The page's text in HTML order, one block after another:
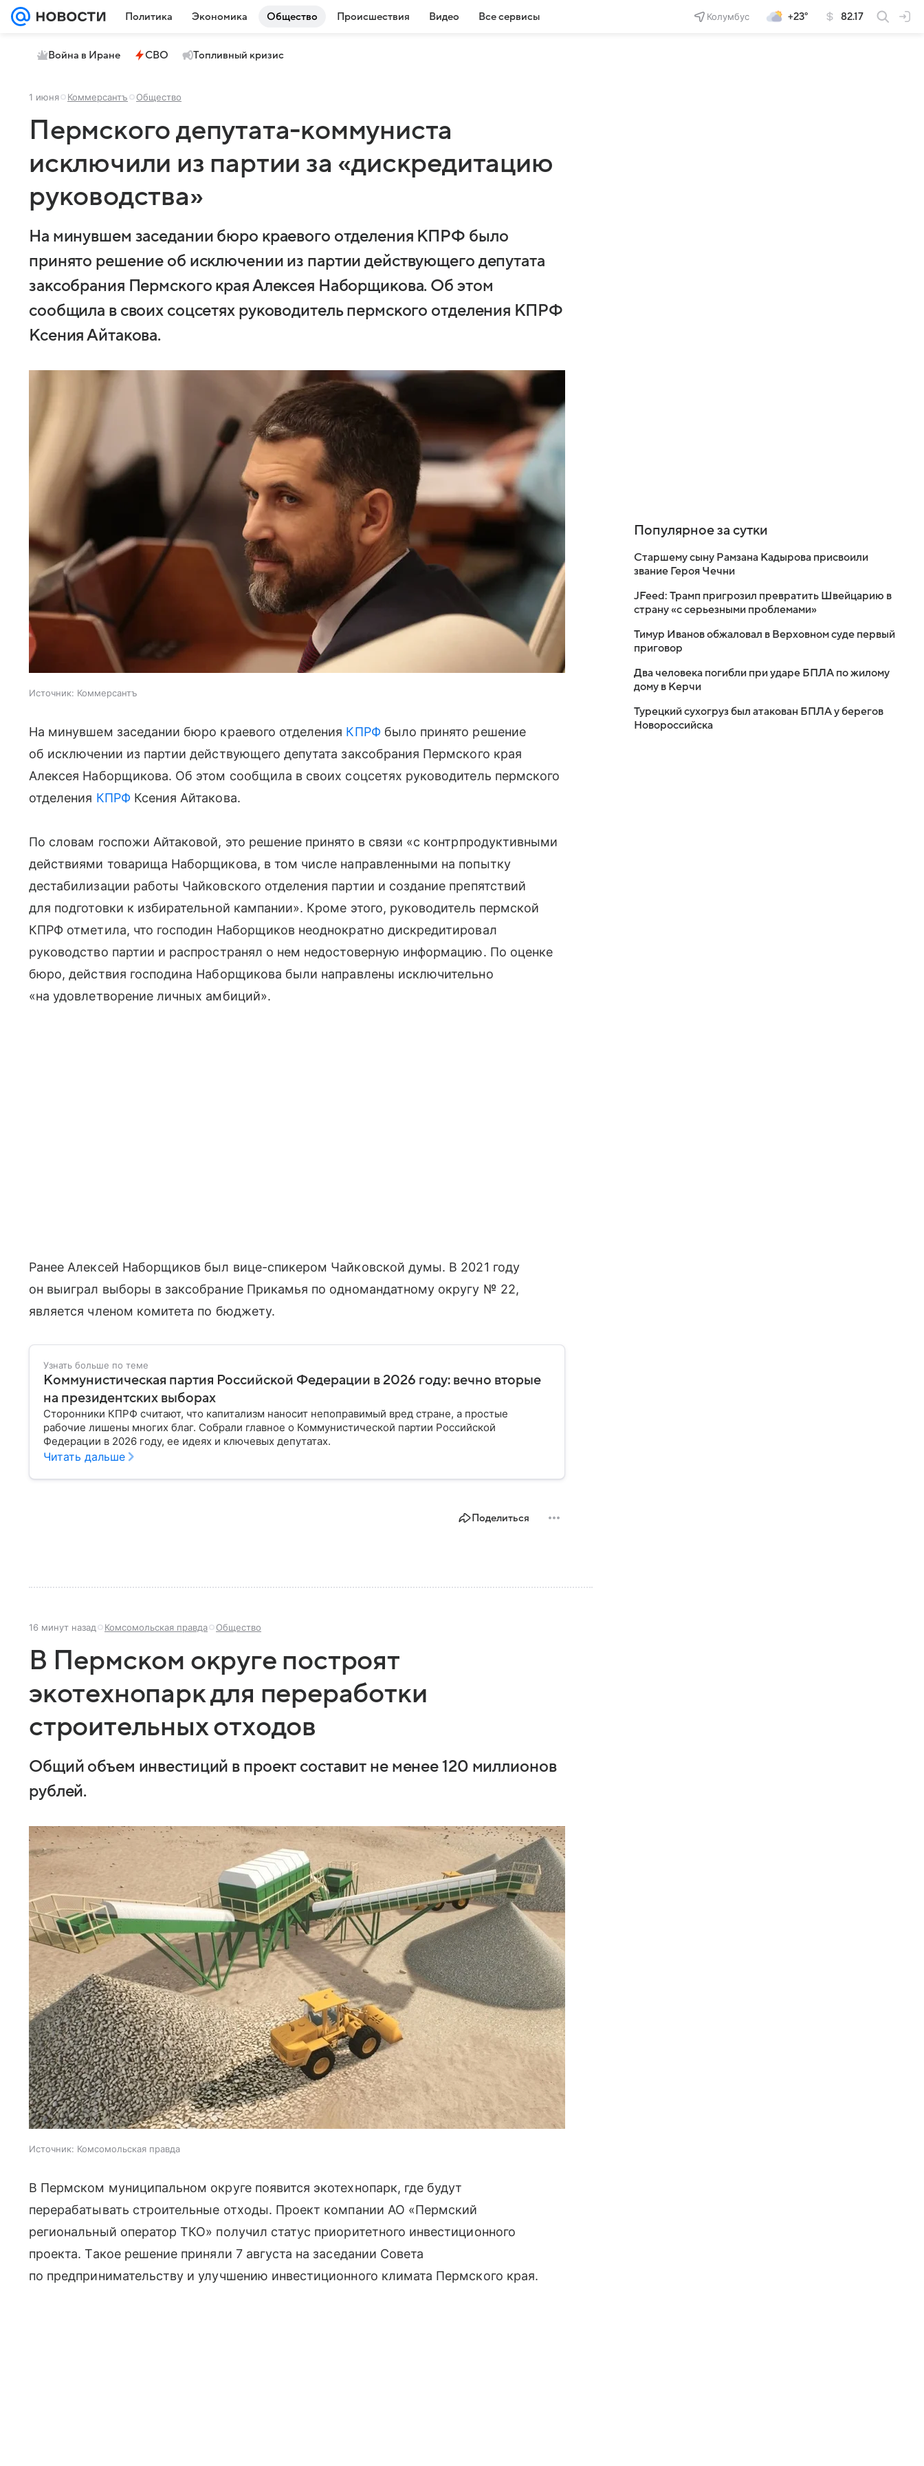
Политика Экономика Общество Происшествия Видео Все сервисы Колумбус +23° 82.17
Война в Иране СВО Топливный кризис
1 июня Коммерсантъ Общество
Пермского депутата-коммуниста
исключили из партии за «дискредитацию
руководства»
На минувшем заседании бюро краевого отделения КПРФ было
принято решение об исключении из партии действующего депутата
заксобрания Пермского края Алексея Наборщикова. Об этом
сообщила в своих соцсетях руководитель пермского отделения КПРФ
Ксения Айтакова.
Источник: Коммерсантъ
На минувшем заседании бюро краевого отделения КПРФбыло принято решение
об исключении из партии действующего депутата заксобрания Пермского края
Алексея Наборщикова. Об этом сообщила в своих соцсетях руководитель пермского
отделения КПРФКсения Айтакова.
По словам госпожи Айтаковой, это решение принято в связи «с контрпродуктивными
действиями товарища Наборщикова, в том числе направленными на попытку
дестабилизации работы Чайковского отделения партии и создание препятствий
для подготовки к избирательной кампании». Кроме этого, руководитель пермской
КПРФ отметила, что господин Наборщиков неоднократно дискредитировал
руководство партии и распространял о нем недостоверную информацию. По оценке
бюро, действия господина Наборщикова были направлены исключительно
«на удовлетворение личных амбиций».
Ранее Алексей Наборщиков был вице-спикером Чайковской думы. В 2021 году
он выиграл выборы в заксобрание Прикамья по одномандатному округу № 22,
является членом комитета по бюджету.
Узнать больше по теме
Коммунистическая партия Российской Федерации в 2026 году: вечно вторые
на президентских выборах
Сторонники КПРФ считают, что капитализм наносит непоправимый вред стране, а простые
рабочие лишены многих благ. Собрали главное о Коммунистической партии Российской
Федерации в 2026 году, ее идеях и ключевых депутатах.
Читать дальше
Поделиться
16 минут назад Комсомольская правда Общество
В Пермском округе построят
экотехнопарк для переработки
строительных отходов
Общий объем инвестиций в проект составит не менее 120 миллионов
рублей.
Источник: Комсомольская правда
В Пермском муниципальном округе появится экотехнопарк, где будут
перерабатывать строительные отходы. Проект компании АО «Пермский
региональный оператор ТКО» получил статус приоритетного инвестиционного
проекта. Такое решение приняли 7 августа на заседании Совета
по предпринимательству и улучшению инвестиционного климата Пермского края.
Популярное за сутки
Старшему сыну Рамзана Кадырова присвоили
звание Героя Чечни
JFeed: Трамп пригрозил превратить Швейцарию в
страну «с серьезными проблемами»
Тимур Иванов обжаловал в Верховном суде первый
приговор
Два человека погибли при ударе БПЛА по жилому
дому в Керчи
Турецкий сухогруз был атакован БПЛА у берегов
Новороссийска